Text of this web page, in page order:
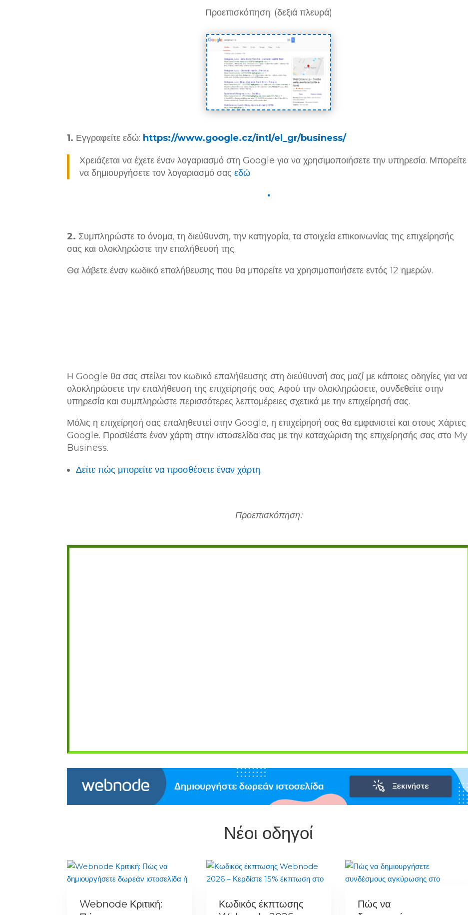
Προεπισκόπηση: (δεξιά πλευρά)
1. Εγγραφείτε εδώ: https://www.google.cz/intl/el_gr/business/
Χρειάζεται να έχετε έναν λογαριασμό στη Google για να χρησιμοποιήσετε την υπηρεσία. Μπορείτε
να δημιουργήσετε τον λογαριασμό σαςεδώ
2. Συμπληρώστε το όνομα, τη διεύθυνση, την κατηγορία, τα στοιχεία επικοινωνίας της επιχείρησής
σας και ολοκληρώστε την επαλήθευσή της.
Θα λάβετε έναν κωδικό επαλήθευσης που θα μπορείτε να χρησιμοποιήσετε εντός 12 ημερών.
Η Google θα σας στείλει τον κωδικό επαλήθευσης στη διεύθυνσή σας μαζί με κάποιες οδηγίες για να
ολοκληρώσετε την επαλήθευση της επιχείρησής σας. Αφού την ολοκληρώσετε, συνδεθείτε στην
υπηρεσία και συμπληρώστε περισσότερες λεπτομέρειες σχετικά με την επιχείρησή σας.
Μόλις η επιχείρησή σας επαληθευτεί στην Google, η επιχείρησή σας θα εμφανιστεί και στους Χάρτες
Google. Προσθέστε έναν χάρτη στην ιστοσελίδα σας με την καταχώριση της επιχείρησής σας στο My
Business.
Δείτε πώς μπορείτε να προσθέσετε έναν χάρτη.
Προεπισκόπηση:
Νέοι οδηγοί
Webnode Κριτική:
Κωδικός έκπτωσης
Πώς να